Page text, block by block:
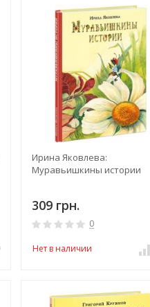
Ирина Яковлева:
Муравьишкины истории
309 грн.
0
Нет в наличии